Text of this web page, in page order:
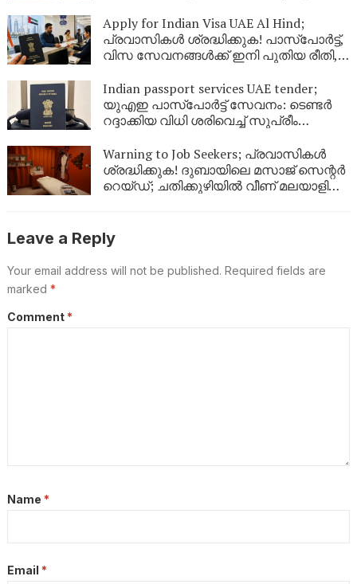
കിടിലൻ ഓഫർ പ്രവാസികൾ അറിയാതെ
പോകരുത്
Apply for Indian Visa UAE Al Hind;
പ്രവാസികൾ ശ്രദ്ധിക്കുക! പാസ്‌പോർട്ട്,
വിസ സേവനങ്ങൾക്ക് ഇനി പുതിയ രീതി,
Indian passport services UAE tender;
യുഎഇ പാസ്‌പോർട്ട് സേവനം: ടെണ്ടർ
റദ്ദാക്കിയ വിധി ശരിവെച്ച് സുപ്രീം
മുടങ്ങില്ല
Warning to Job Seekers; പ്രവാസികൾ
ശ്രദ്ധിക്കുക! ദുബായിലെ മസാജ് സെന്റർ
റെയ്ഡ്; ചതിക്കുഴിയിൽ വീണ് മലയാളി
Leave a Reply
Your email address will not be published. Required fields are
marked *
Comment *
Name *
Email *